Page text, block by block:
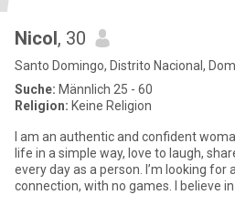
Nicol, 30
Santo Domingo, Distrito Nacional,
Suche: Männlich 25 - 60
Religion: Keine Religion
I am an authentic and confident
life in a simple way, love to laugh,
every day as a person. I’m looking for
connection, with no games. I believe